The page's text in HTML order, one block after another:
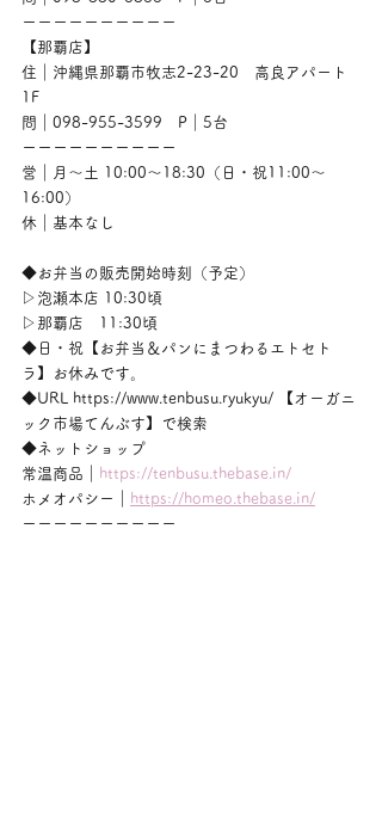
ーーーーーーーーーー
【那覇店】
住｜沖縄県那覇市牧志2-23-20　高良アパート
1F
問｜098-955-3599　P｜5台
ーーーーーーーーーー
営｜月〜土 10:00〜18:30（日・祝11:00〜
16:00）
休｜基本なし
◆お弁当の販売開始時刻（予定）
▷泡瀬本店 10:30頃
▷那覇店　11:30頃
◆日・祝【お弁当＆パンにまつわるエトセト
ラ】お休みです。
◆URL https://www.tenbusu.ryukyu/ 【オーガニ
ック市場てんぶす】で検索
◆ネットショップ
常温商品｜
https://tenbusu.thebase.in/
ホメオパシー｜
https://homeo.thebase.in/
ーーーーーーーーーー